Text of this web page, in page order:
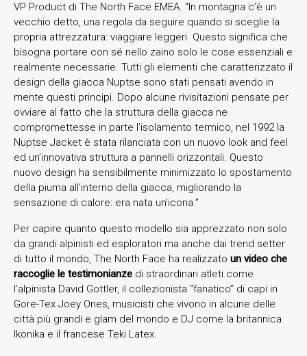
VP Product di The North Face EMEA. “In montagna c’è un
vecchio detto, una regola da seguire quando si sceglie la
propria attrezzatura: viaggiare leggeri. Questo significa che
bisogna portare con sé nello zaino solo le cose essenziali e
realmente necessarie. Tutti gli elementi che caratterizzato il
design della giacca Nuptse sono stati pensati avendo in
mente questi principi. Dopo alcune rivisitazioni pensate per
ovviare al fatto che la struttura della giacca ne
compromettesse in parte l’isolamento termico, nel 1992 la
Nuptse Jacket è stata rilanciata con un nuovo look and feel
ed un’innovativa struttura a pannelli orizzontali. Questo
nuovo design ha sensibilmente minimizzato lo spostamento
della piuma all’interno della giacca, migliorando la
sensazione di calore: era nata un’icona.”
Per capire quanto questo modello sia apprezzato non solo
da grandi alpinisti ed esploratori ma anche dai trend setter
di tutto il mondo, The North Face ha realizzato un video che
raccoglie le testimonianze di straordinari atleti come
l’alpinista David Gottler, il collezionista “fanatico” di capi in
Gore-Tex Joey Ones, musicisti che vivono in alcune delle
città più grandi e glam del mondo e DJ come la britannica
Ikonika e il francese Teki Latex.